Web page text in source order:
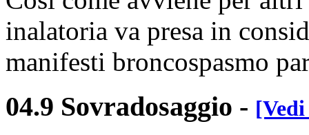
inalatoria va presa in
manifesti broncospasmo
04.9 Sovradosaggio -